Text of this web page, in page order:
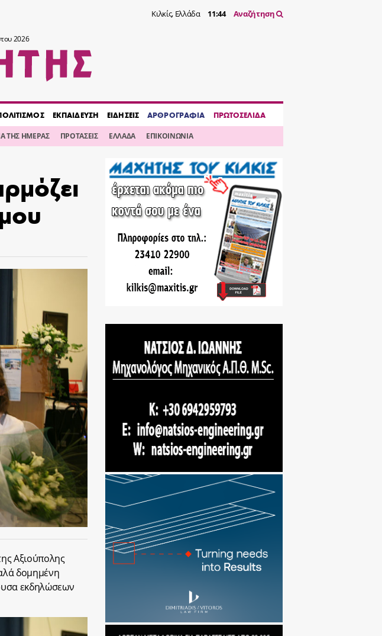
Κιλκίς, Ελλάδα 11:44 Αναζήτηση
2026
ΕΚΠΑΙΔΕΥΣΗ ΕΙΔΗΣΕΙΣ ΑΡΘΡΟΓΡΑΦΙΑ ΠΡΩΤΟΣΕΛΙΔΑ
ΤΗΣ ΗΜΕΡΑΣ ΠΡΟΤΑΣΕΙΣ ΕΛΛΑΔΑ ΕΠΙΚΟΙΝΩΝΙΑ
Αξιούπολης
δομημένη
εκδηλώσεων